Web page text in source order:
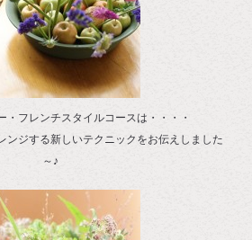
・フレンチスタイルコースは・・・・
ンジする新しいテクニックをお伝えしました
～♪